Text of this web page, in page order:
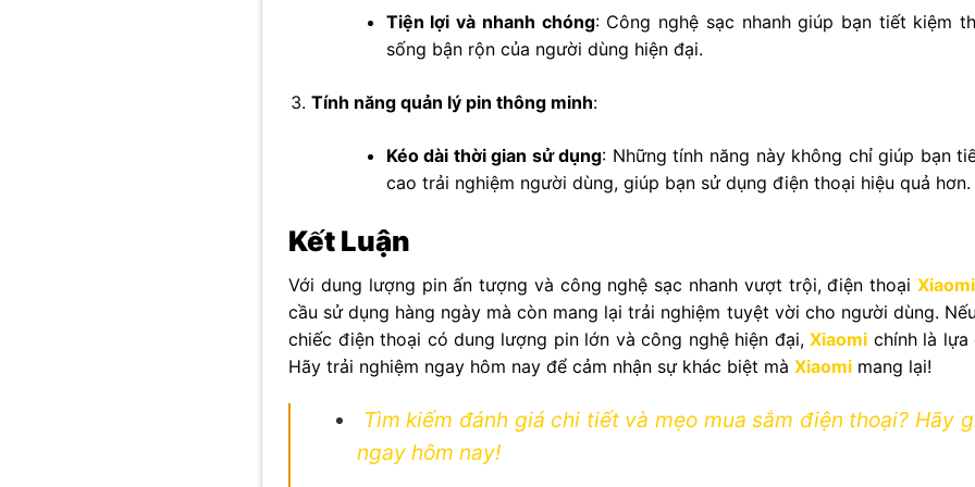
Tiện lợi và nhanh chóng: Công nghệ sạc nhanh giúp bạn tiết kiệm
sống bận rộn của người dùng hiện đại.
Tính năng quản lý pin thông minh:
Kéo dài thời gian sử dụng: Những tính năng này không chỉ giúp bạn
cao trải nghiệm người dùng, giúp bạn sử dụng điện thoại hiệu quả hơn.
Kết Luận
Với dung lượng pin ấn tượng và công nghệ sạc nhanh vượt trội, điện thoại Xiaomi
cầu sử dụng hàng ngày mà còn mang lại trải nghiệm tuyệt vời cho người dùng.
chiếc điện thoại có dung lượng pin lớn và công nghệ hiện đại,Xiaomi chính là lựa
Hãy trải nghiệm ngay hôm nay để cảm nhận sự khác biệt màXiaomi mang lại!
Tìm kiếm đánh giá chi tiết và mẹo mua sắm điện thoại? Hãy
ngay hôm nay!